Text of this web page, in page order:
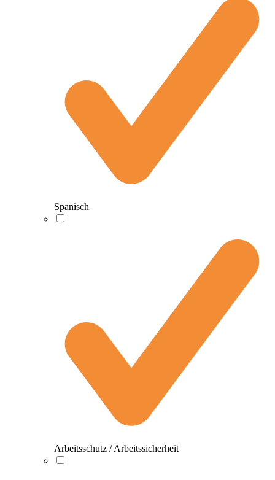
Spanisch
Arbeitsschutz / Arbeitssicherheit